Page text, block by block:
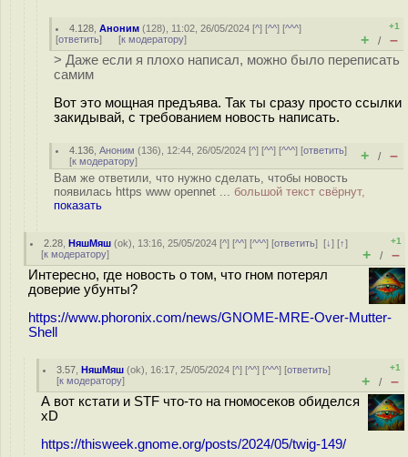
4.128 ,Аноним (128), 11:02, 26/05/2024 [^] [^^] [^^^]
[ответить] [к модератору]
+1
+ / –
> Даже если я плохо написал, можно было переписать
самим
Вот это мощная предъява. Так ты сразу просто ссылки
закидывай, с требованием новость написать.
4.136 ,Аноним (136), 12:44, 26/05/2024 [^] [^^] [^^^] [ответить]
[к модератору] + / –
Вам же ответили, что нужно сделать, чтобы новость
появилась https www opennet ... большой текст свёрнут,
показать
2.28 ,НяшМяш (ok), 13:16, 25/05/2024 [^] [^^] [^^^] [ответить][↓] [↑]
[к модератору]
+1
+ / –
Интересно, где новость о том, что гном потерял
доверие убунты?
https://www.phoronix.com/news/GNOME-MRE-Over-Mutter-
Shell
3.57 ,НяшМяш (ok), 16:17, 25/05/2024 [^] [^^] [^^^] [ответить]
[к модератору]
+1
+ / –
А вот кстати и STF что-то на гномосеков обиделся
xD
https://thisweek.gnome.org/posts/2024/05/twig-149/